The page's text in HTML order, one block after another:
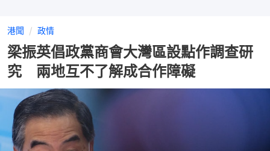
港聞 政情
梁振英倡政黨商會大灣區設點作調查研
究 兩地互不了解成合作障礙